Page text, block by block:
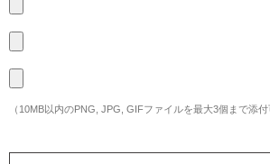
（10MB以内のPNG, JPG, GIFファイルを最大3個まで添付